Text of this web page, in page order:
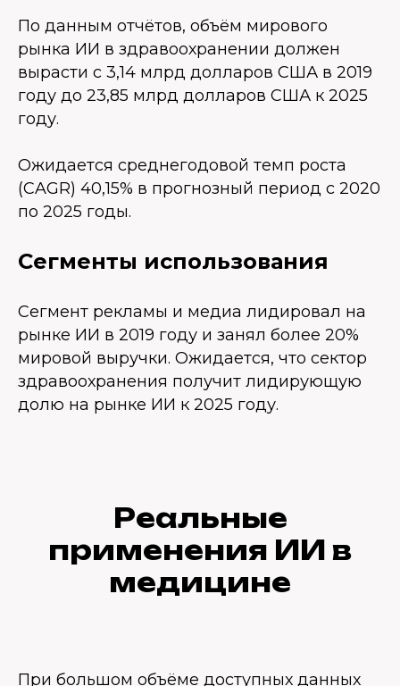
По данным отчётов, объём мирового
рынка ИИ в здравоохранении должен
вырасти с 3,14 млрд долларов США в 2019
году до 23,85 млрд долларов США к 2025
году.
Ожидается среднегодовой темп роста
(CAGR) 40,15% в прогнозный период с 2020
по 2025 годы.
Сегменты использования
Сегмент рекламы и медиа лидировал на
рынке ИИ в 2019 году и занял более 20%
мировой выручки. Ожидается, что сектор
здравоохранения получит лидирующую
долю на рынке ИИ к 2025 году.
Реальные
применения ИИ в
медицине
При большом объёме доступных данных